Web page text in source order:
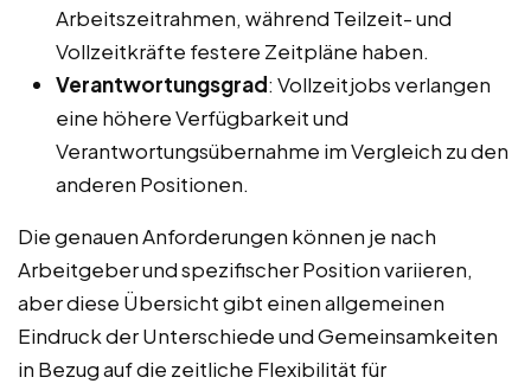
Arbeitszeitrahmen, während Teilzeit- und
Vollzeitkräfte festere Zeitpläne haben.
Verantwortungsgrad: Vollzeitjobs verlangen
eine höhere Verfügbarkeit und
Verantwortungsübernahme im Vergleich zu den
anderen Positionen.
Die genauen Anforderungen können je nach
Arbeitgeber und spezifischer Position variieren,
aber diese Übersicht gibt einen allgemeinen
Eindruck der Unterschiede und Gemeinsamkeiten
in Bezug auf die zeitliche Flexibilität für